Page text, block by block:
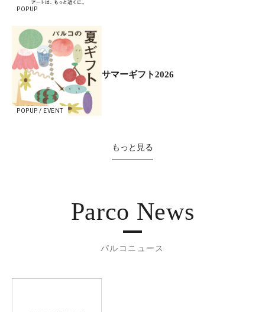
POPUP
POPUP / EVENT
サマーギフト2026
もっと見る
Parco News
パルコニュース